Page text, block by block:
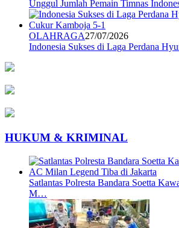
Unggul Jumlah Pemain Timnas
OLAHRAGA27/07/2026
Indonesia Sukses di Laga Perdana
HUKUM & KRIMINAL
Satlantas Polresta Bandara Soetta
M…